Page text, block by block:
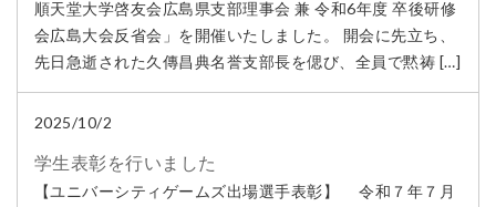
順天堂大学啓友会広島県支部理事会 兼 令和6年度 卒後研修
会広島大会反省会」を開催いたしました。 開会に先立ち、
先日急逝された久傳昌典名誉支部長を偲び、全員で黙祷 […]
2025/10/2
学生表彰を行いました
【ユニバーシティゲームズ出場選手表彰】 令和７年７月